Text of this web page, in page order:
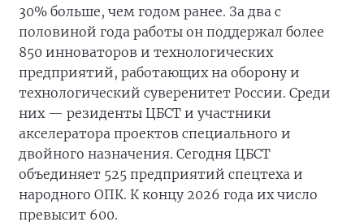
30% больше, чем годом ранее. За два с
половиной года работы он поддержал более
850 инноваторов и технологических
предприятий, работающих на оборону и
технологический суверенитет России. Среди
них — резиденты ЦБСТ и участники
акселератора проектов специального и
двойного назначения. Сегодня ЦБСТ
объединяет 525 предприятий спецтеха и
народного ОПК. К концу 2026 года их число
превысит 600.